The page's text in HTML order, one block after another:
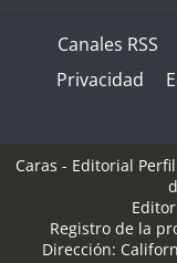
Canales RSS
Privacidad
Caras - Editorial Perfil
Registro de la
Dirección: